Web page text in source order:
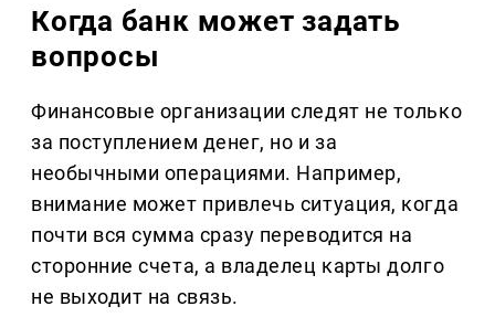
Когда банк может задать
вопросы
Финансовые организации следят не только
за поступлением денег, но и за
необычными операциями. Например,
внимание может привлечь ситуация, когда
почти вся сумма сразу переводится на
сторонние счета, а владелец карты долго
не выходит на связь.